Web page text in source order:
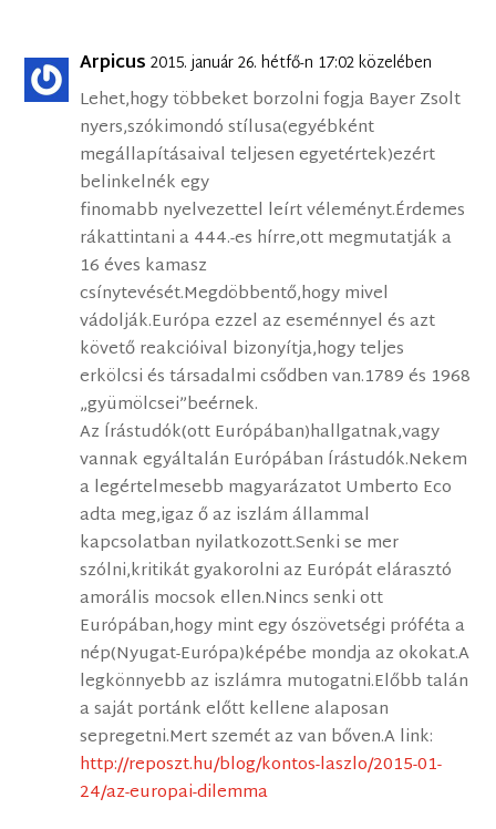
Arpicus 2015. január 26. hétfő-n 17:02 közelében
Lehet,hogy többeket borzolni fogja Bayer Zsolt
nyers,szókimondó stílusa(egyébként
megállapításaival teljesen egyetértek)ezért
belinkelnék egy
finomabb nyelvezettel leírt véleményt.Érdemes
rákattintani a 444.-es hírre,ott megmutatják a
16 éves kamasz
csínytevését.Megdöbbentő,hogy mivel
vádolják.Európa ezzel az eseménnyel és azt
követő reakcióival bizonyítja,hogy teljes
erkölcsi és társadalmi csődben van.1789 és 1968
„gyümölcsei”beérnek.
Az Írástudók(ott Európában)hallgatnak,vagy
vannak egyáltalán Európában Írástudók.Nekem
a legértelmesebb magyarázatot Umberto Eco
adta meg,igaz ő az iszlám állammal
kapcsolatban nyilatkozott.Senki se mer
szólni,kritikát gyakorolni az Európát elárasztó
amorális mocsok ellen.Nincs senki ott
Európában,hogy mint egy ószövetségi próféta a
nép(Nyugat-Európa)képébe mondja az okokat.A
legkönnyebb az iszlámra mutogatni.Előbb talán
a saját portánk előtt kellene alaposan
sepregetni.Mert szemét az van bőven.A link:
http://reposzt.hu/blog/kontos-laszlo/2015-01-
24/az-europai-dilemma